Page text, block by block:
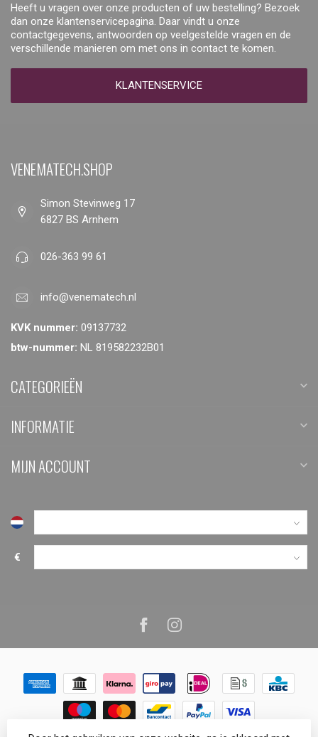
Heeft u vragen over onze producten of uw bestelling? Bezoek
dan onze klantenservicepagina. Daar vindt u onze
contactgegevens, antwoorden op veelgestelde vragen en de
verschillende manieren om met ons in contact te komen.
KLANTENSERVICE
VENEMATECH.SHOP
Simon Stevinweg 17
6827 BS Arnhem
026-363 99 61
info@venematech.nl
KVK nummer: 09137732
btw-nummer: NL 819582232B01
CATEGORIEËN
INFORMATIE
MIJN ACCOUNT
€